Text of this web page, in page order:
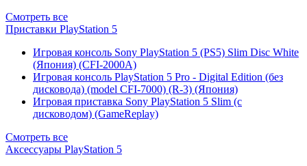
Смотреть все
Приставки PlayStation 5
Игровая консоль Sony PlayStation 5 (PS5) Slim Disc White
(Япония) (CFI-2000A)
Игровая консоль PlayStation 5 Pro - Digital Edition (без
дисковода) (model CFI-7000) (R-3) (Япония)
Игровая приставка Sony PlayStation 5 Slim (с
дисководом) (GameReplay)
Смотреть все
Аксессуары PlayStation 5